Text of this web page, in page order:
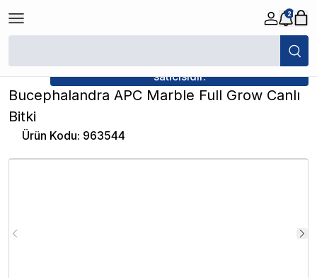
2
/ Bucephalandra APC Marble Full Grow Canlı Bitki
satıcısıdır.
Bucephalandra APC Marble Full Grow Canlı
Bitki
Ürün Kodu: 963544